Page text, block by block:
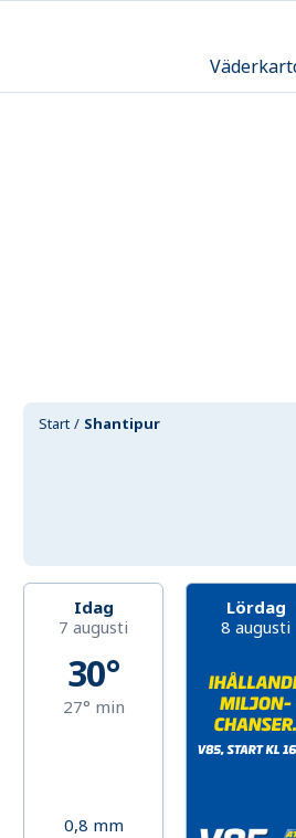
Start
Shantipur
Idag
7 augusti
30°
27° min
0,8 mm
Lördag
8 augusti